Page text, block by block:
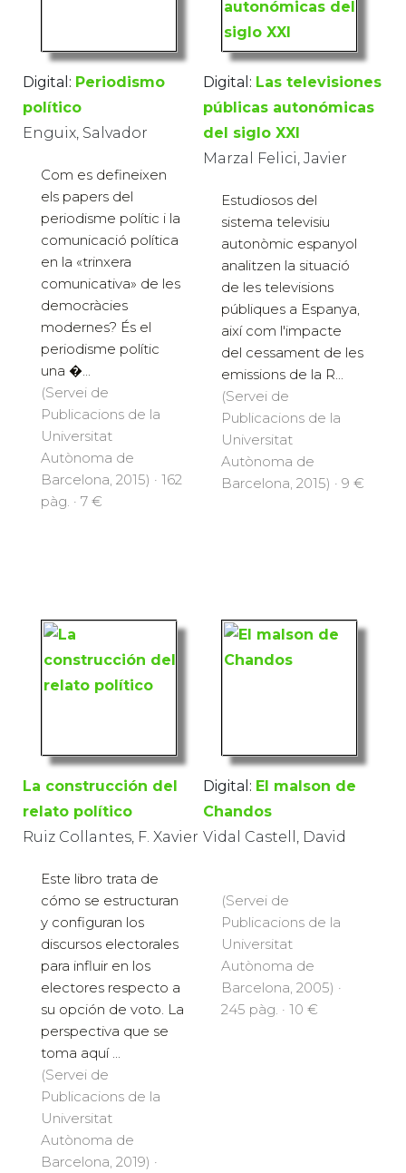
Digital: Periodismo
político
Enguix, Salvador
Com es defineixen
els papers del
periodisme polític i la
comunicació política
en la «trinxera
comunicativa» de les
democràcies
modernes? És el
periodisme polític
una �...
(Servei de
Publicacions de la
Universitat
Autònoma de
Barcelona, 2015) · 162
pàg. · 7 €
Digital: Las televisiones
públicas autonómicas
del siglo XXI
Marzal Felici, Javier
Estudiosos del
sistema televisiu
autonòmic espanyol
analitzen la situació
de les televisions
públiques a Espanya,
així com l'impacte
del cessament de les
emissions de la R...
(Servei de
Publicacions de la
Universitat
Autònoma de
Barcelona, 2015) · 9 €
La construcción del
relato político
Ruiz Collantes, F. Xavier
Este libro trata de
cómo se estructuran
y configuran los
discursos electorales
para influir en los
electores respecto a
su opción de voto. La
perspectiva que se
toma aquí ...
(Servei de
Publicacions de la
Universitat
Autònoma de
Barcelona, 2019) ·
Digital: El malson de
Chandos
Vidal Castell, David
(Servei de
Publicacions de la
Universitat
Autònoma de
Barcelona, 2005) ·
245 pàg. · 10 €